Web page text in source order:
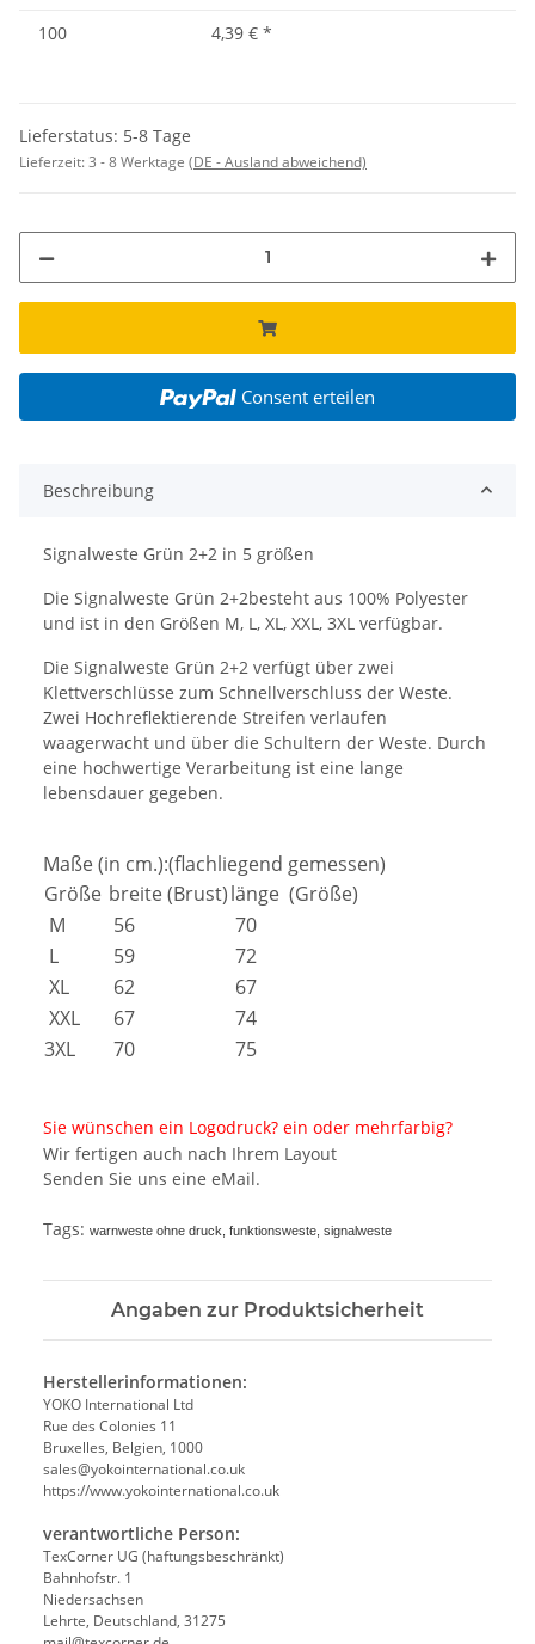
100
4,39 € *
Lieferstatus: 5-8 Tage
Lieferzeit:3 - 8 Werktage (DE - Ausland abweichend)
Consent erteilen
Beschreibung
Signalweste Grün 2+2 in 5 größen
Die Signalweste Grün 2+2besteht aus 100% Polyester
und ist in den Größen M, L, XL, XXL, 3XL verfügbar.
Die Signalweste Grün 2+2 verfügt über zwei
Klettverschlüsse zum Schnellverschluss der Weste.
Zwei Hochreflektierende Streifen verlaufen
waagerwacht und über die Schultern der Weste. Durch
eine hochwertige Verarbeitung ist eine lange
lebensdauer gegeben.
Maße (in cm.):(flachliegend gemessen)
Größe breite (Brust)länge (Größe)
M
56
70
L
59
72
XL
62
67
XXL
67
74
3XL
70 75
Sie wünschen ein Logodruck? ein oder mehrfarbig?
Wir fertigen auch nach Ihrem Layout
Senden Sie uns eine eMail.
Tags: warnweste ohne druck, funktionsweste, signalweste
Angaben zur Produktsicherheit
Herstellerinformationen:
YOKO International Ltd
Rue des Colonies 11
Bruxelles, Belgien, 1000
sales@yokointernational.co.uk
https://www.yokointernational.co.uk
verantwortliche Person:
TexCorner UG (haftungsbeschränkt)
Bahnhofstr. 1
Niedersachsen
Lehrte, Deutschland, 31275